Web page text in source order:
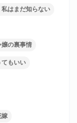
はまだ知らない
の裏事情
てもいい
嫁